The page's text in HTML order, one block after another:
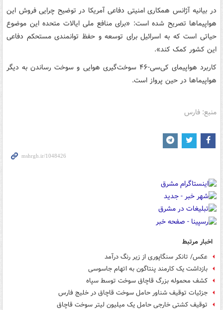
در بیانیه آژانس همکاری امنیتی دفاعی آمریکا در توضیح چرایی فروش این
هواپیماها تصریح شده است: «برای منافع ملی ایالات متحده این موضوع
حیاتی است که به اسرائیل برای توسعه و حفظ توانمندی مستحکم دفاعی
این کشور کمک کند».
کاربرد هواپیمای کی‌سی-۴۶ سوخت‌گیری هوایی و سوخت رساندن به دیگر
هواپیماها در حین پرواز است.
منبع: فارس
اخبار مرتبط
عکس/ تانکر سنگاپوری از زیر رنگ درآمد
بازداشت یک کارمند پنتاگون به اتهام جاسوسی
کشف محموله بزرگ قاچاق سوخت توسط سپاه
جزئیات توقیف شناور حامل سوخت قاچاق در خلیج فارس
توقیف کشتی خارجی حامل یک میلیون لیتر سوخت قاچاق